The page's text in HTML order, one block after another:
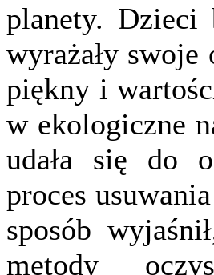
planety. Dzieci
wyrażały swoje
piękny i
w ekologiczne
udała się do
proces
sposób
metody